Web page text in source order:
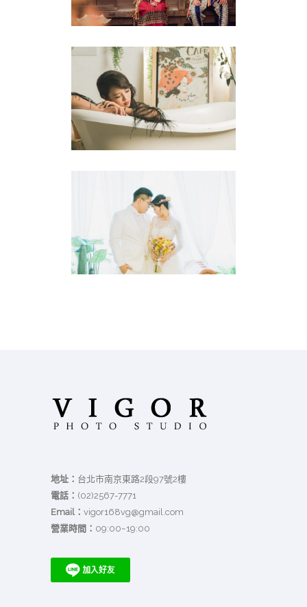
直到永遠
婚紗攝影
天長地久
婚紗攝影
地址： 台北市南京東路2段97號2樓
電話： (02)2567-7771
Email： vigor168vg@gmail.com
營業時間： 09:00~19:00